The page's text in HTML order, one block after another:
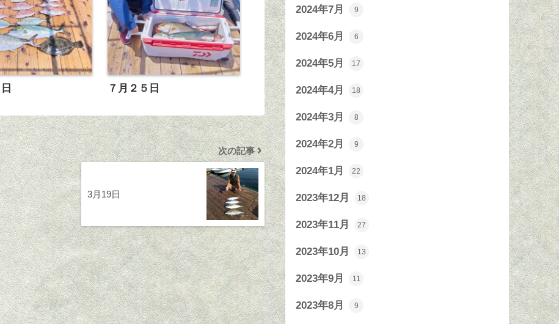
７月２５日
次の記事
3月19日
2024年7月 9
2024年6月 6
2024年5月 17
2024年4月 18
2024年3月 8
2024年2月 9
2024年1月 22
2023年12月 18
2023年11月 27
2023年10月 13
2023年9月 11
2023年8月 9